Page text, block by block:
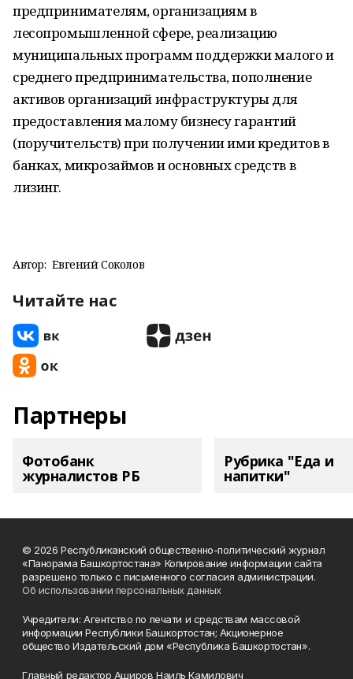
предпринимателям, организациям в
лесопромышленной сфере, реализацию
муниципальных программ поддержки малого и
среднего предпринимательства, пополнение
активов организаций инфраструктуры для
предоставления малому бизнесу гарантий
(поручительств) при получении ими кредитов в
банках, микрозаймов и основных средств в
лизинг.
Автор: Евгений Соколов
Читайте нас
Партнеры
Фотобанк
журналистов РБ
Рубрика "Еда и
напитки"
© 2026 Республиканский общественно-политический журнал
«Панорама Башкортостана» Копирование информации сайта
разрешено только с письменного согласия администрации.
Об использовании персональных данных
Учредители: Агентство по печати и средствам массовой
информации Республики Башкортостан; Акционерное
общество Издательский дом «Республика Башкортостан».
Главный редактор Аширов Наиль Камилович